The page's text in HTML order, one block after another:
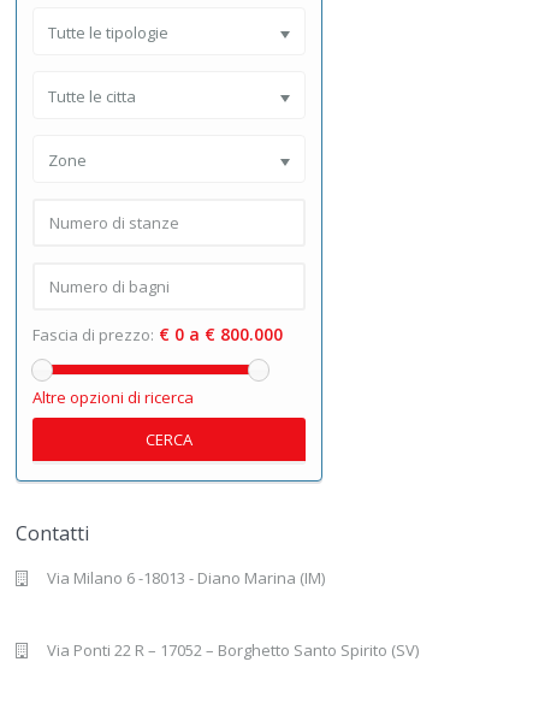
Tutte le tipologie
Tutte le citta
Zone
Fascia di prezzo: € 0 a € 800.000
Altre opzioni di ricerca
CERCA
Contatti
Via Milano 6 -18013 - Diano Marina (IM)
Via Ponti 22 R – 17052 – Borghetto Santo Spirito (SV)